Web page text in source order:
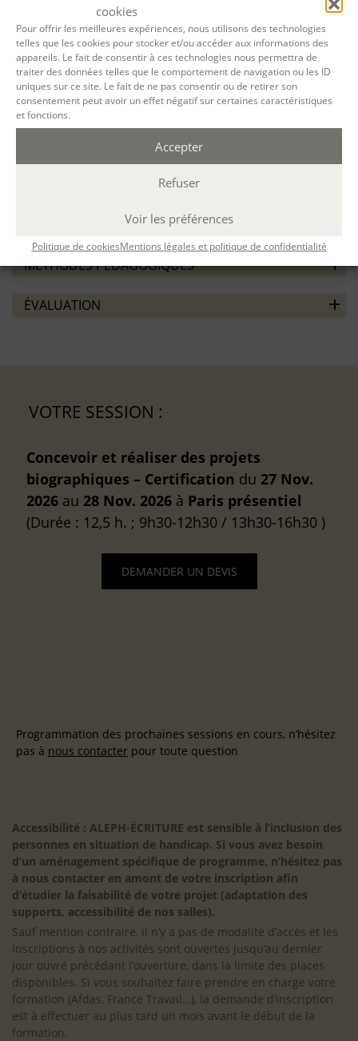
cookies
Pour offrir les meilleures expériences, nous utilisons des technologies
telles que les cookies pour stocker et/ou accéder aux informations des
appareils. Le fait de consentir à ces technologies nous permettra de
traiter des données telles que le comportement de navigation ou les ID
uniques sur ce site. Le fait de ne pas consentir ou de retirer son
consentement peut avoir un effet négatif sur certaines caractéristiques
et fonctions.
Accepter
Refuser
Voir les préférences
Politique de cookiesMentions légales et politique de confidentialité
Faire reconnaître et certifier les compétences listées
dans le référentiel.
PRÉREQUIS / ORIENTATION
Avoir suivi la formation de base – Concevoir et réaliser des
projets biographiques.
de la certification “Concevoir et réaliser des projets
titulaires et apparaître dans l’annuaire des titulaires
MÉTHODES PÉDAGOGIQUES
ÉVALUATION
VOTRE SESSION :
Concevoir et réaliser des projets
biographiques – Certification du 27 Nov.
2026 au 28 Nov. 2026 à Paris présentiel
(Durée : 12,5 h. ; 9h30-12h30 / 13h30-16h30 )
DEMANDER UN DEVIS
Programmation des prochaines sessions en cours, n’hésitez
pas à nous contacter pour toute question
Accessibilité : ALEPH-ÉCRITURE est sensible à l’inclusion des
personnes en situation de handicap. Si vous avez besoin
d’un aménagement spécifique de programme, n’hésitez pas
à nous contacter en amont de votre inscription afin
d’étudier la faisabilité de votre projet (adaptation des
supports, accessibilité de nos salles).
Sauf mention contraire, il n’y a pas de modalité d’accès et les
inscriptions à nos activités sont ouvertes jusqu’au dernier
jour ouvré précédant l’ouverture, dans la limite des places
disponibles. Si vous souhaitez faire prendre en charge votre
formation (Afdas, France Travail…), la demande d’inscription
est à effectuer au plus tard un mois avant le début de la
formation.